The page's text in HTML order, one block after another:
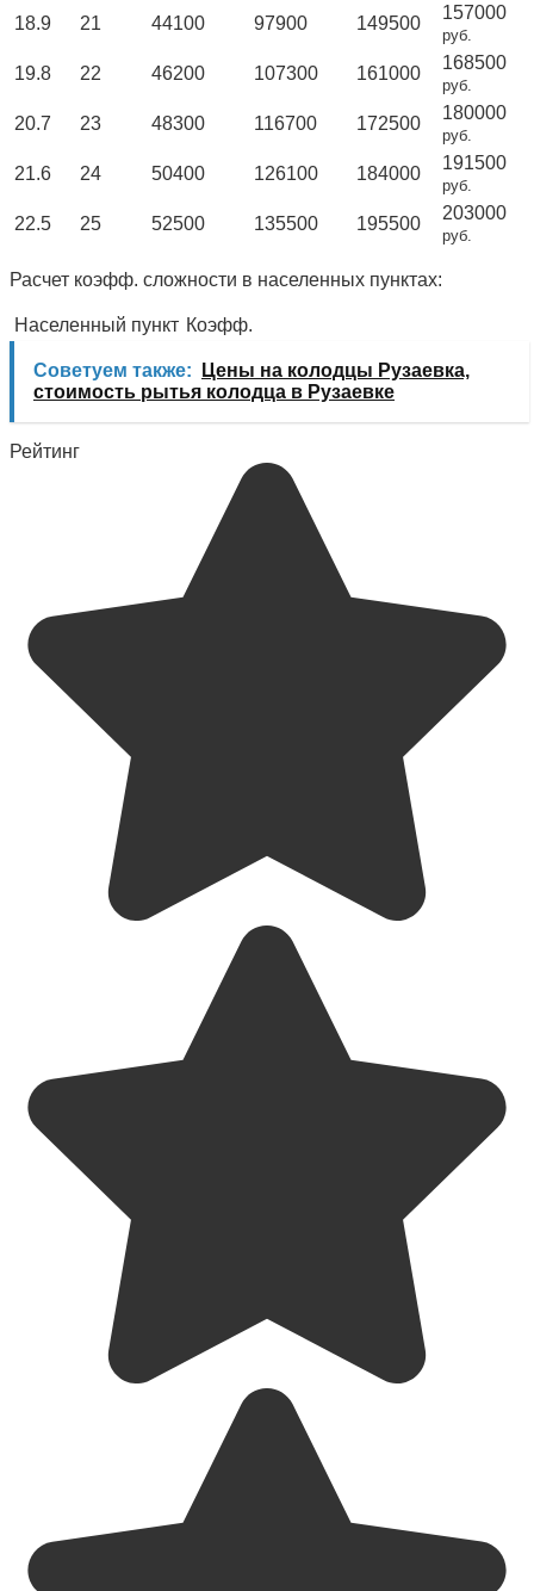
18.9 21 44100 97900 149500
157000
руб.
19.8 22 46200 107300 161000
168500
руб.
20.7 23 48300 116700 172500
180000
руб.
21.6 24 50400 126100 184000
191500
руб.
22.5 25 52500 135500 195500
203000
руб.
Расчет коэфф. сложности в населенных пунктах:
Населенный пункт Коэфф.
Советуем также:
Цены на колодцы Рузаевка,
стоимость рытья колодца в Рузаевке
Рейтинг